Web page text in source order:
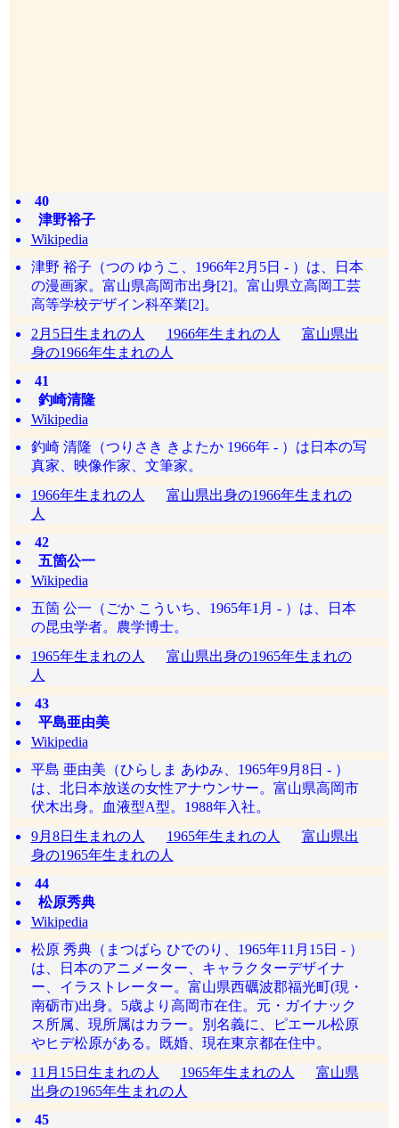
40
津野裕子
Wikipedia
津野 裕子（つの ゆうこ、1966年2月5日 - ）は、日本
の漫画家。富山県高岡市出身[2]。富山県立高岡工芸
高等学校デザイン科卒業[2]。
2月5日生まれの人
1966年生まれの人
富山県出
身の1966年生まれの人
41
釣崎清隆
Wikipedia
釣崎 清隆（つりさき きよたか 1966年 - ）は日本の写
真家、映像作家、文筆家。
1966年生まれの人
富山県出身の1966年生まれの
人
42
五箇公一
Wikipedia
五箇 公一（ごか こういち、1965年1月 - ）は、日本
の昆虫学者。農学博士。
1965年生まれの人
富山県出身の1965年生まれの
人
43
平島亜由美
Wikipedia
平島 亜由美（ひらしま あゆみ、1965年9月8日 - ）
は、北日本放送の女性アナウンサー。富山県高岡市
伏木出身。血液型A型。1988年入社。
9月8日生まれの人
1965年生まれの人
富山県出
身の1965年生まれの人
44
松原秀典
Wikipedia
松原 秀典（まつばら ひでのり、1965年11月15日 - ）
は、日本のアニメーター、キャラクターデザイナ
ー、イラストレーター。富山県西礪波郡福光町(現・
南砺市)出身。5歳より高岡市在住。元・ガイナック
ス所属、現所属はカラー。別名義に、ピエール松原
やヒデ松原がある。既婚、現在東京都在住中。
11月15日生まれの人
1965年生まれの人
富山県
出身の1965年生まれの人
45